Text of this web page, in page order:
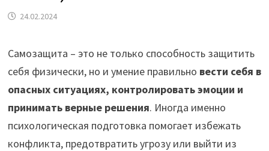
24.02.2024
Самозащита – это не только способность защитить
себя физически, но и умение правильно вести себя в
опасных ситуациях, контролировать эмоции и
принимать верные решения. Иногда именно
психологическая подготовка помогает избежать
конфликта, предотвратить угрозу или выйти из